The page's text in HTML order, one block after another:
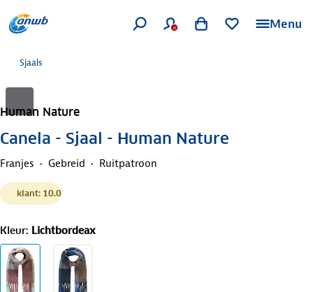
Menu
Sjaals
Human Nature
Canela - Sjaal - Human Nature
Franjes Gebreid Ruitpatroon
klant: 10.0
Kleur: Lichtbordeax